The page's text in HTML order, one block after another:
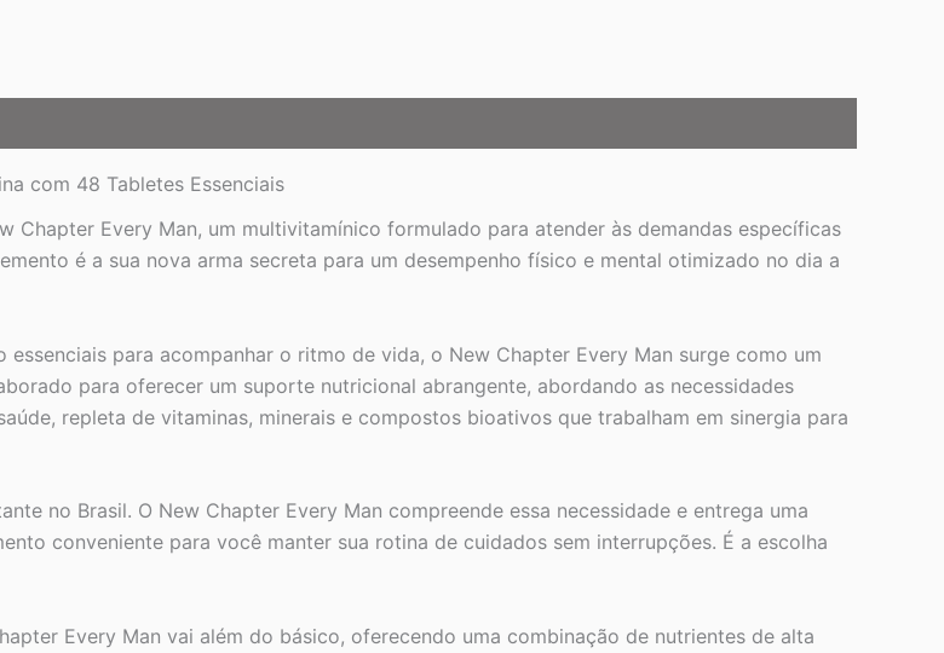
com 48 Tabletes Essenciais
Every Man, um multivitamínico formulado para atender às demandas específicas
é a sua nova arma secreta para um desempenho físico e mental otimizado no dia a
para acompanhar o ritmo de vida, o New Chapter Every Man surge como um
para oferecer um suporte nutricional abrangente, abordando as necessidades
repleta de vitaminas, minerais e compostos bioativos que trabalham em sinergia para
no Brasil. O New Chapter Every Man compreende essa necessidade e entrega uma
conveniente para você manter sua rotina de cuidados sem interrupções. É a escolha
Every Man vai além do básico, oferecendo uma combinação de nutrientes de alta